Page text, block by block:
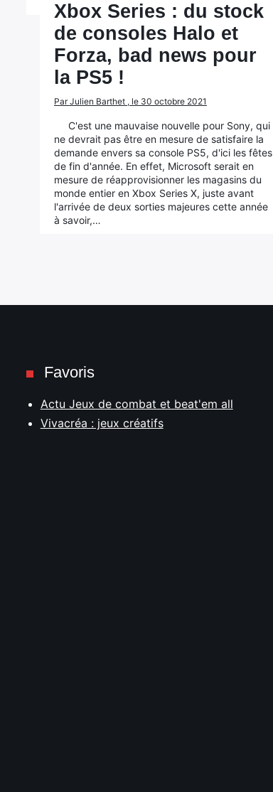
Xbox Series : du stock
de consoles Halo et
Forza, bad news pour
la PS5 !
Par Julien Barthet , le 30 octobre 2021
C'est une mauvaise nouvelle pour Sony, qui
ne devrait pas être en mesure de satisfaire la
demande envers sa console PS5, d'ici les fêtes
de fin d'année. En effet, Microsoft serait en
mesure de réapprovisionner les magasins du
monde entier en Xbox Series X, juste avant
l'arrivée de deux sorties majeures cette année
à savoir,…
Favoris
Actu Jeux de combat et beat'em all
Vivacréa : jeux créatifs